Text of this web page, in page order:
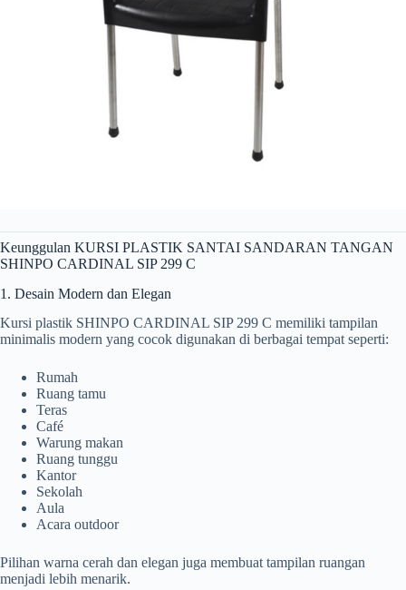
Keunggulan KURSI PLASTIK SANTAI SANDARAN TANGAN
SHINPO CARDINAL SIP 299 C
1. Desain Modern dan Elegan
Kursi plastik SHINPO CARDINAL SIP 299 C memiliki tampilan
minimalis modern yang cocok digunakan di berbagai tempat seperti:
Rumah
Ruang tamu
Teras
Café
Warung makan
Ruang tunggu
Kantor
Sekolah
Aula
Acara outdoor
Pilihan warna cerah dan elegan juga membuat tampilan ruangan
menjadi lebih menarik.